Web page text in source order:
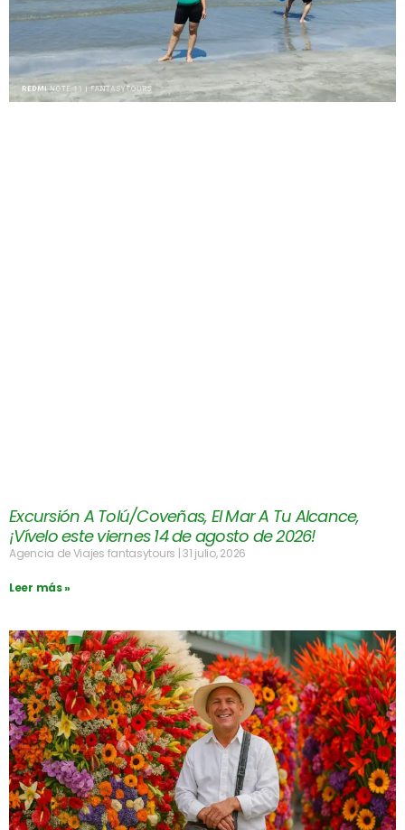
Excursión A Tolú/Coveñas, El Mar A Tu Alcance,
¡Vívelo este viernes 14 de agosto de 2026!
Agencia de Viajes fantasytours 31 julio, 2026
Leer más »